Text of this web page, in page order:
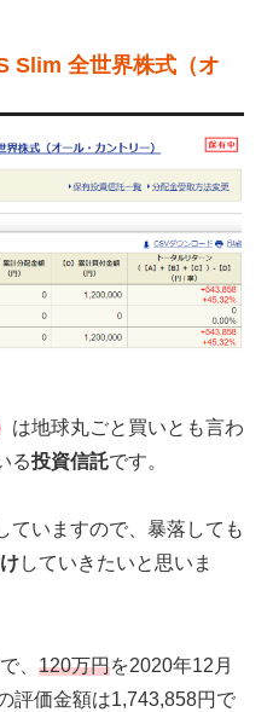
Slim 全世界株式（オ
は地球丸ごと買いとも言わ
る投資信託です。
ていますので、暴落しても
していきたいと思いま
、 120万円を2020年12月
評価金額は1,743,858円で